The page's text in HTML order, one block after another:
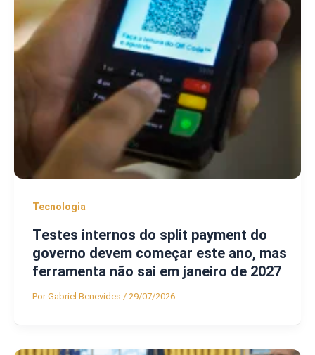
Tecnologia
Testes internos do split payment do
governo devem começar este ano, mas
ferramenta não sai em janeiro de 2027
PorGabriel Benevides / 29/07/2026